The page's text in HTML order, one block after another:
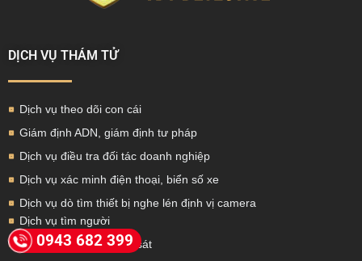
DỊCH VỤ THÁM TỬ
Dịch vụ theo dõi con cái
Giám định ADN, giám định tư pháp
Dịch vụ điều tra đối tác doanh nghiệp
Dịch vụ xác minh điện thoại, biển số xe
Dịch vụ dò tìm thiết bị nghe lén định vị camera
Dịch vụ tìm người
Dịch vụ theo dõi, giám sát
0943 682 399